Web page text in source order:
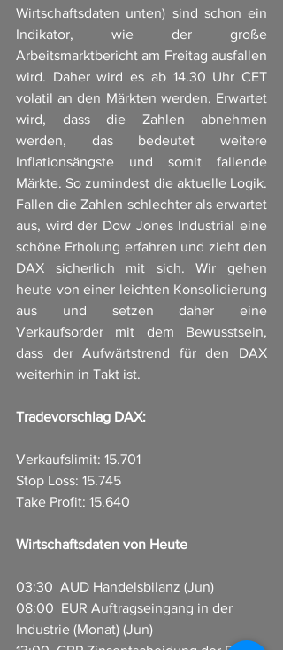
Wirtschaftsdaten unten) sind schon ein
Indikator, wie der große
Arbeitsmarktbericht am Freitag ausfallen
wird. Daher wird es ab 14.30 Uhr CET
volatil an den Märkten werden. Erwartet
wird, dass die Zahlen abnehmen
werden, das bedeutet weitere
Inflationsängste und somit fallende
Märkte. So zumindest die aktuelle Logik.
Fallen die Zahlen schlechter als erwartet
aus, wird der Dow Jones Industrial eine
schöne Erholung erfahren und zieht den
DAX sicherlich mit sich. Wir gehen
heute von einer leichten Konsolidierung
aus und setzen daher eine
Verkaufsorder mit dem Bewusstsein,
dass der Aufwärtstrend für den DAX
weiterhin in Takt ist.
Tradevorschlag DAX:
Verkaufslimit: 15.701
Stop Loss: 15.745
Take Profit: 15.640
Wirtschaftsdaten von Heute
03:30  AUD Handelsbilanz (Jun)
08:00  EUR Auftragseingang in der
Industrie (Monat) (Jun)